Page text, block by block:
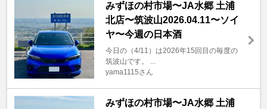
みずほの村市場〜JA水郷 土浦
北店〜筑波山2026.04.11〜ソイ
ヤ〜今週の日本酒
今日の（4/11）は2026年15回目の毎度の
筑波山です。 ...
yama1115さん
みずほの村市場〜JA水郷 土浦